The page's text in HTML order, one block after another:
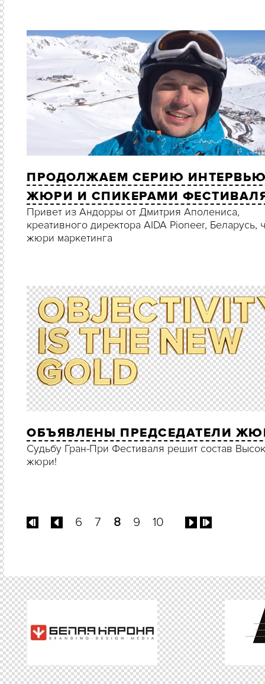
ПРОДОЛЖАЕМ СЕРИЮ
ЖЮРИ И СПИКЕРАМИ
Привет из Андорры от Дмитрия Аполениса,
креативного директора AIDA Pioneer, Беларусь,
жюри маркетинга
ОБЪЯВЛЕНЫ ПРЕДСЕДАТЕЛИ
Судьбу Гран-При Фестиваля решит состав
жюри!
6 7 8 9 10